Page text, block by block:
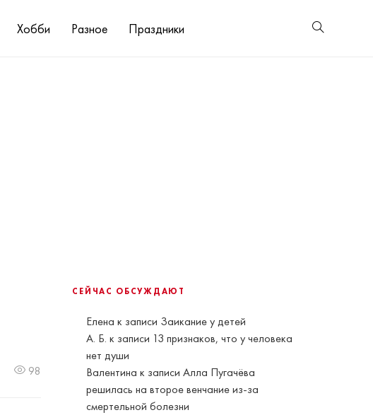
Хобби Разное Праздники
СЕЙЧАС ОБСУЖДАЮТ
Елена к записи Заикание у детей
А. Б. к записи 13 признаков, что у человека
нет души
Валентина к записиАлла Пугачёва
решилась на второе венчание из-за
смертельной болезни
98